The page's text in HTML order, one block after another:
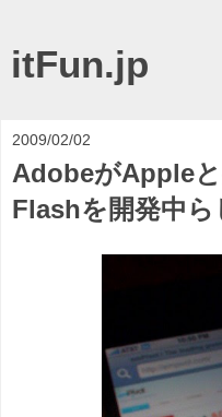
itFun.jp
2009/02/02
AdobeがApple
Flashを開発中ら